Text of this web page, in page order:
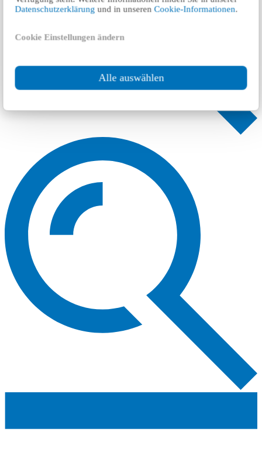
Datenschutzerklärung und in unserenCookie-Informationen.
Cookie Einstellungen ändern
Alle auswählen